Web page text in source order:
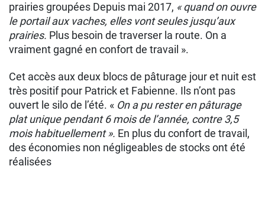
prairies groupées Depuis mai 2017, « quand on ouvre
le portail aux vaches, elles vont seules jusqu’aux
prairies. Plus besoin de traverser la route. On a
vraiment gagné en confort de travail ».
Cet accès aux deux blocs de pâturage jour et nuit est
très positif pour Patrick et Fabienne. Ils n’ont pas
ouvert le silo de l’été. « On a pu rester en pâturage
plat unique pendant 6 mois de l’année, contre 3,5
mois habituellement ». En plus du confort de travail,
des économies non négligeables de stocks ont été
réalisées